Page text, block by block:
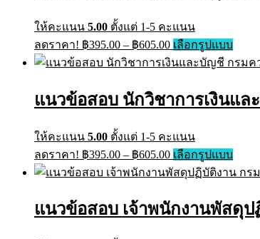
ให้คะแนน 5.00 ตั้งแต่ 1-5 คะแนน
ลดราคา! ฿395.00 – ฿605.00Price
range:
฿395.00
฿605.00
เลือกรูปแบบThis
product
has
The
chosen
on
page
แนวข้อสอบ นักวิชาการเงินแ
ให้คะแนน 5.00 ตั้งแต่ 1-5 คะแนน
ลดราคา! ฿395.00 – ฿605.00Price
range:
฿395.00
฿605.00
เลือกรูปแบบThis
product
has
The
แนวข้อสอบ เจ้าพนักงานพัสดุ